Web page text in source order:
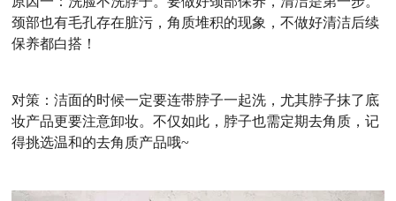
颈部也有毛孔存在脏污，角质堆积的现象，不做好清洁后续
保养都白搭！
对策：洁面的时候一定要连带脖子一起洗，尤其脖子抹了底
妆产品更要注意卸妆。不仅如此，脖子也需定期去角质，记
得挑选温和的去角质产品哦~